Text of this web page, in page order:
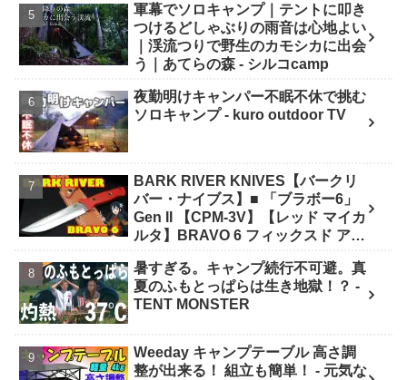
軍幕でソロキャンプ｜テントに叩き
つけるどしゃぶりの雨音は心地よい
｜渓流つりで野生のカモシカに出会
う｜あてらの森 - シルコcamp
夜勤明けキャンパー不眠不休で挑む
ソロキャンプ - kuro outdoor TV
BARK RIVER KNIVES【バークリ
バー・ナイブス】■ 「ブラボー6」
Gen II 【CPM-3V】【レッド マイカ
ルタ】BRAVO 6 フィックスド アメ
グ！
暑すぎる。キャンプ続行不可避。真
夏のふもとっぱらは生き地獄！？ -
TENT MONSTER
Weeday キャンプテーブル 高さ調
整が出来る！ 組立も簡単！ - 元気な